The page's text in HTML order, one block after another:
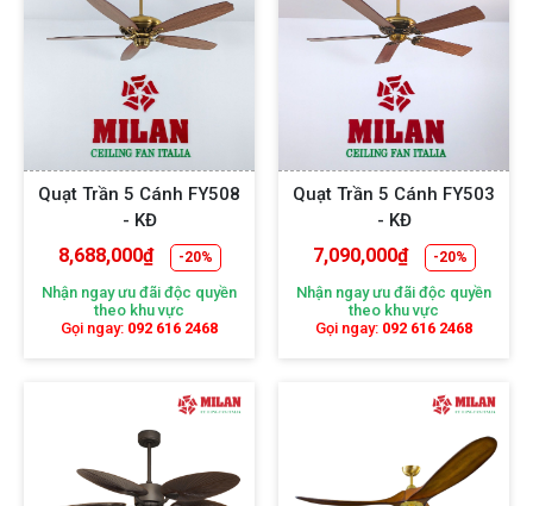
dáng khác nhau như: cánh quạt thuôn dài hình chữ nhật,
cách điệu độc đáo hình lá cọ,..
Quạt Trần 5 Cánh FY508
- KĐ
8,688,000₫ -20%
Nhận ngay ưu đãi độc quyền
theo khu vực
Gọi ngay: 092 616 2468
Quạt Trần 5 Cánh FY503
- KĐ
7,090,000₫ -20%
Nhận ngay ưu đãi độc quyền
theo khu vực
Gọi ngay: 092 616 2468